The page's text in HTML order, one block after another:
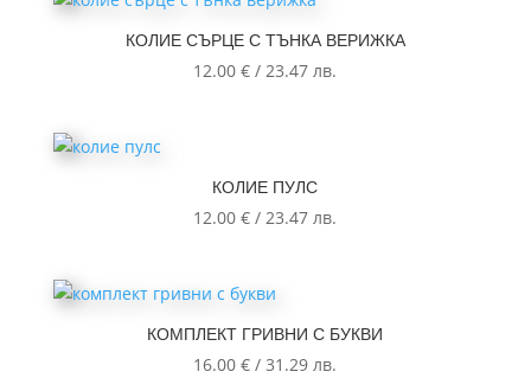
КОЛИЕ СЪРЦЕ С ТЪНКА ВЕРИЖКА
12.00€ /23.47лв.
КОЛИЕ ПУЛС
12.00€ /23.47лв.
КОМПЛЕКТ ГРИВНИ С БУКВИ
16.00€ /31.29лв.